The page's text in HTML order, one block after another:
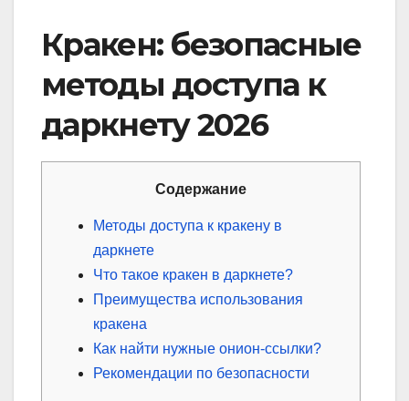
Кракен: безопасные
методы доступа к
даркнету 2026
Содержание
Методы доступа к кракену в
даркнете
Что такое кракен в даркнете?
Преимущества использования
кракена
Как найти нужные онион-ссылки?
Рекомендации по безопасности